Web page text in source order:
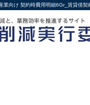
業向け 契約時費用明細6Gr_賃貸借